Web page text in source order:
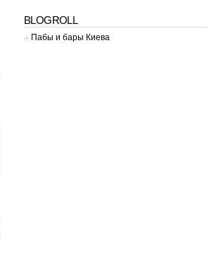
BLOGROLL
Пабы и бары Киева